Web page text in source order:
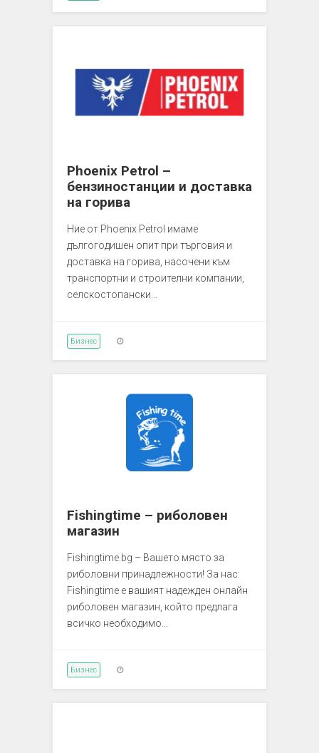
Phoenix Petrol –
бензиностанции и доставка
на горива
Ние от Phoenix Petrol имаме
дългогодишен опит при търговия и
доставка на горива, насочени към
транспортни и строителни компании,
селскостопански…
Бизнес
Fishingtime – риболовен
магазин
Fishingtime.bg – Вашето място за
риболовни принадлежности! За нас:
Fishingtime е вашият надежден онлайн
риболовен магазин, който предлага
всичко необходимо…
Бизнес